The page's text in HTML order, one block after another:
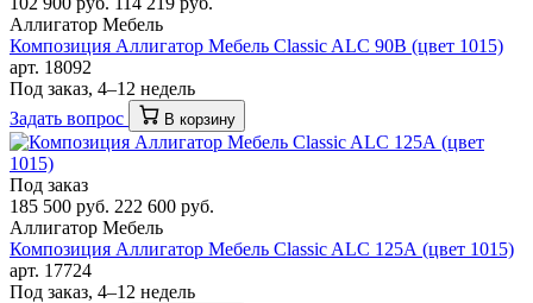
Аллигатор Мебель
Композиция Аллигатор Мебель Classic ALC 90В (цвет 1015)
арт. 18092
Под заказ, 4–12 недель
Задать вопрос
В корзину
Под заказ
185 500 руб. 222 600 руб.
Аллигатор Мебель
Композиция Аллигатор Мебель Classic ALC 125А (цвет 1015)
арт. 17724
Под заказ, 4–12 недель